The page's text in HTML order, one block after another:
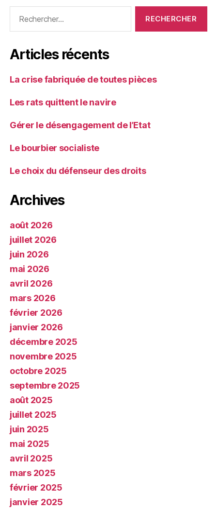
Articles récents
La crise fabriquée de toutes pièces
Les rats quittent le navire
Gérer le désengagement de l’Etat
Le bourbier socialiste
Le choix du défenseur des droits
Archives
août 2026
juillet 2026
juin 2026
mai 2026
avril 2026
mars 2026
février 2026
janvier 2026
décembre 2025
novembre 2025
octobre 2025
septembre 2025
août 2025
juillet 2025
juin 2025
mai 2025
avril 2025
mars 2025
février 2025
janvier 2025